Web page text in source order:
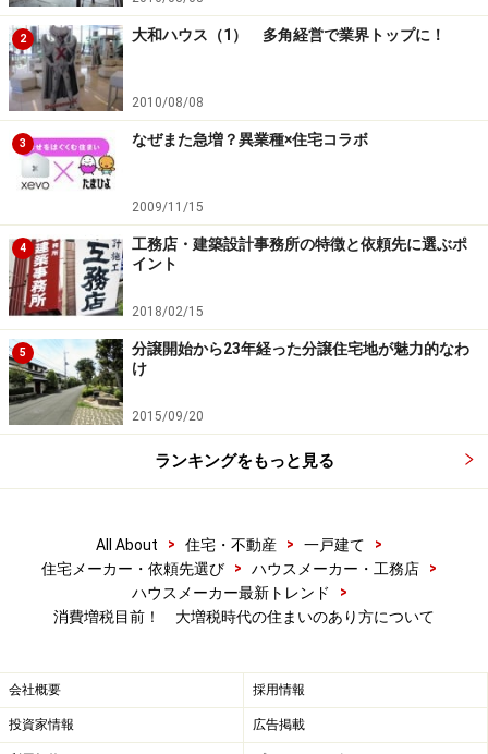
なりますから、太陽光発電システムはできれば新築時に
取り付けておいた方が無難といえそうです。次に、賃貸
併用住宅について考えてみましょう。
賃貸併用住宅とは、オーナー（施主）の居住スペースと
賃貸スペースが同じ建物内にある建物のことをいいま
す。敷地を有効活用することができるのが最大の魅力。
賃貸スペースから発生する家賃収入で、住宅取得の費用
負担を軽減することができるのも特徴です。
相続税対策にもなります。賃貸住宅経営は昔から相続税
対策の有力な手法でしたが、賃貸併用住宅もそれと同じ
考え方で成り立っています。ではなぜ相続税対策になる
のでしょうか。それは賃貸住宅経営をすることで税制上
きるからです。また、賃貸住宅を建設した際の借入金が
「負債」とされ、相続する財産から控除されるなどとい
う特典もあります。このようなことから、賃貸住宅、賃
貸併用住宅は相続税対策として有力とされるのです。
次のページで賃貸併用住宅についてさらに深掘りし、さ
らに話を進めていきたいと思います。
2 大和ハウス（1） 多角経営で業界トップに！
2010/08/08
3 なぜまた急増？異業種×住宅コラボ
2009/11/15
4
工務店・建築設計事務所の特徴と依頼先に選ぶポ
イント
2018/02/15
5
分譲開始から23年経った分譲住宅地が魅力的なわ
け
2015/09/20
ランキングをもっと見る
All About > 住宅・不動産 > 一戸建て
>
住宅メーカー・依頼先選び
> ハウスメーカー・工務店
>
ハウスメーカー最新トレンド
>
消費増税目前！ 大増税時代の住まいのあり方について
会社概要 採用情報
投資家情報 広告掲載